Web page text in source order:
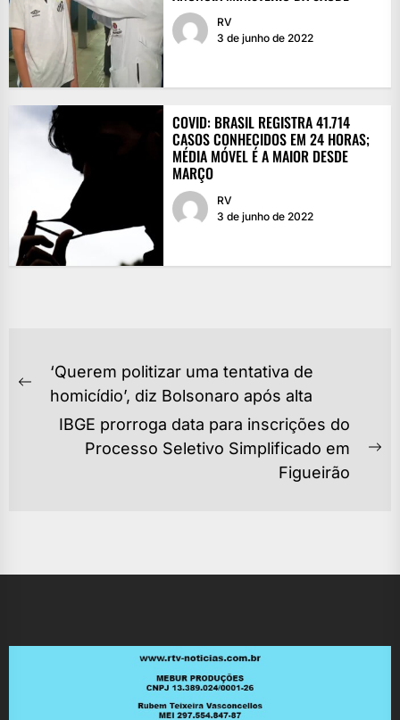
RV
3 de junho de 2022
COVID: BRASIL REGISTRA 41.714
CASOS CONHECIDOS EM 24 HORAS;
MÉDIA MÓVEL É A MAIOR DESDE
MARÇO
RV
3 de junho de 2022
NAVEGAÇÃO
DE
POST
Previous
‘Querem politizar uma tentativa de
homicídio’, diz Bolsonaro após alta
IBGE prorroga data para inscrições do
Processo Seletivo Simplificado em
Figueirão